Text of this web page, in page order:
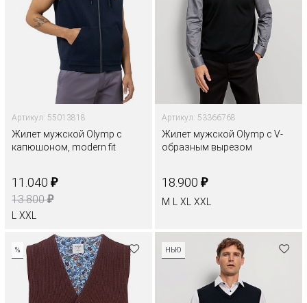
Артикул: 55013818
Жилет мужской Olymp с
капюшоном, modern fit
11.040 ₽
13.800₽
XXL
Артикул: 53366768
Жилет мужской Olymp с V-
образным вырезом
18.900 ₽
M XL XXL
% НЬЮ